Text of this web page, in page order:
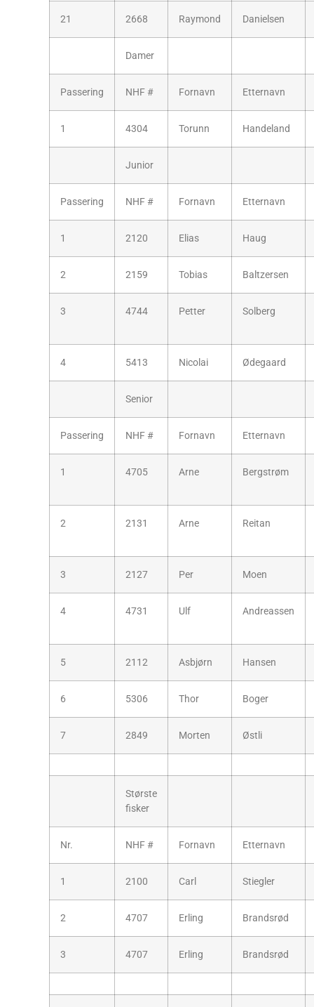
21 2668 Raymond Danielsen
Damer
Passering NHF # Fornavn Etternavn
1 4304 Torunn Handeland
Junior
Passering NHF # Fornavn Etternavn
1 2120 Elias Haug
2 2159 Tobias Baltzersen
3 4744 Petter Solberg
4 5413 Nicolai Ødegaard
Senior
Passering NHF # Fornavn Etternavn
1 4705 Arne Bergstrøm
2 2131 Arne Reitan
3 2127 Per Moen
4 4731 Ulf Andreassen
5 2112 Asbjørn Hansen
6 5306 Thor Boger
7 2849 Morten Østli
Største
fisker
Nr. NHF # Fornavn Etternavn
1 2100 Carl Stiegler
2 4707 Erling Brandsrød
3 4707 Erling Brandsrød